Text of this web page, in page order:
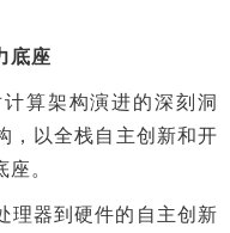
底座
算架构演进的深刻洞
，以全栈自主创新和开
。
器到硬件的自主创新